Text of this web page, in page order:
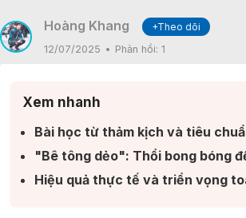
Hoàng Khang
+Theo dõi
12/07/2025
Phản hồi: 1
Xem nhanh
Bài học từ thảm kịch và tiêu
"Bê tông dẻo": Thổi bong bóng
Hiệu quả thực tế và triển vọng